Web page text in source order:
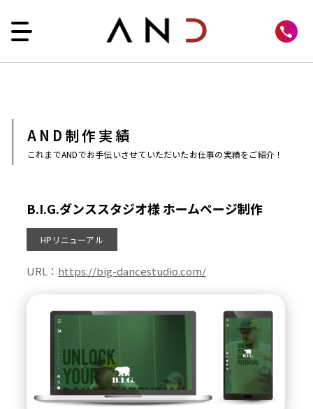
AND制作実績
これまでANDでお手伝いさせていただいたお仕事の実績をご紹介！
B.I.G.ダンススタジオ様 ホームページ制作
HPリニューアル
URL： https://big-dancestudio.com/